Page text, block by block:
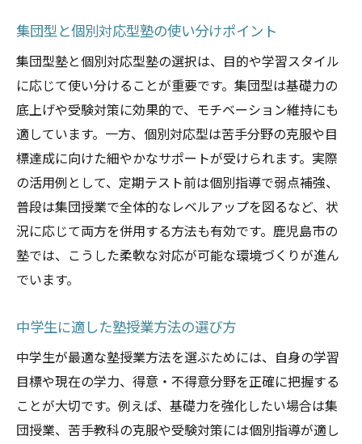
集団型と個別対応型塾の使い分けポイント
集団型塾と個別対応型塾の選択は、目的や学習スタイル
に応じて使い分けることが重要です。集団型は基礎力の
底上げや受験対策に効果的で、モチベーション維持にも
適しています。一方、個別対応型は苦手分野の克服や目
標達成に向けた細やかなサポートが受けられます。実際
の活用例として、定期テスト前は個別指導で弱点補強、
普段は集団授業で全体的なレベルアップを図るなど、状
況に応じて両方を併用する方法も有効です。鹿児島市の
塾では、こうした柔軟な対応が可能な環境づくりが進ん
でいます。
中学生に適した塾授業方法の選び方
中学生が最適な塾授業方法を選ぶためには、自身の学習
目標や現在の学力、得意・不得意分野を正確に把握する
ことが大切です。例えば、基礎力を強化したい場合は集
団授業、苦手教科の克服や受験対策には個別指導が適し